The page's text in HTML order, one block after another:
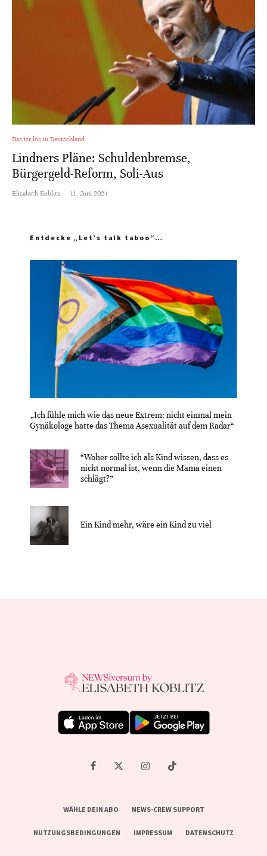
Das ist los in Deutschland
Lindners Pläne: Schuldenbremse,
Bürgergeld-Reform, Soli-Aus
Elisabeth Koblitz · 11. Juni 2024
Entdecke „Let’s talk taboo“…
„Ich fühle mich wie das neue Extrem: nicht einmal mein
Gynäkologe hatte das Thema Asexualität auf dem Radar“
“Woher sollte ich als Kind wissen, dass es
nicht normal ist, wenn die Mama einen
schlägt?”
Ein Kind mehr, wäre ein Kind zu viel
WÄHLE DEIN ABO NEWS-CREW SUPPORT
NUTZUNGSBEDINGUNGEN IMPRESSUM DATENSCHUTZ